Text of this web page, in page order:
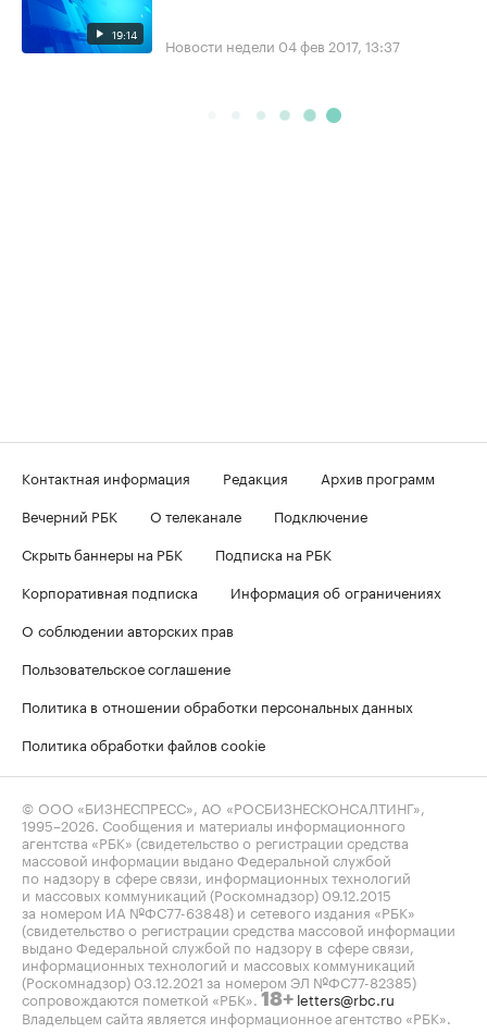
19:14 Новости недели 04 фев 2017, 13:37
Контактная информация Редакция
Архив программ
Вечерний РБК
О телеканале
Подключение
Скрыть баннеры на РБК
Подписка на РБК
Корпоративная подписка
Информация об ограничениях
О соблюдении авторских прав
Пользовательское соглашение
Политика в отношении обработки персональных данных
Политика обработки файлов cookie
© ООО «БИЗНЕСПРЕСС», АО «РОСБИЗНЕСКОНСАЛТИНГ»,
1995–2026 . Сообщения и материалы информационного
агентства «РБК» (свидетельство о регистрации средства
массовой информации выдано Федеральной службой
по надзору в сфере связи, информационных технологий
и массовых коммуникаций (Роскомнадзор) 09.12.2015
за номером ИА №ФС77-63848) и сетевого издания «РБК»
(свидетельство о регистрации средства массовой информации
выдано Федеральной службой по надзору в сфере связи,
информационных технологий и массовых коммуникаций
(Роскомнадзор) 03.12.2021 за номером ЭЛ №ФС77-82385)
сопровождаются пометкой «РБК». 18+ letters@rbc.ru
Владельцем сайта является информационное агентство «РБК».